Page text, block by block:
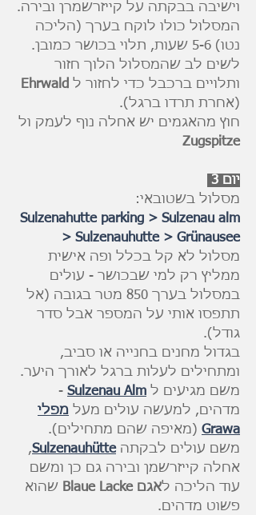
וישיבה בבקתה על קייזרשמרן ובירה.
המסלול כולו לוקח בערך (הליכה
נטו) 5-6 שעות, תלוי בכושר כמובן.
לשים לב שהמסלול הלוך חזור
ותלויים ברכבל כדי לחזור ל Ehrwald
(אחרת תרדו ברגל).
חוץ מהאגמים יש אחלה נוף לעמק ול
Zugspitze
יום 3
מסלול בשטובאי:
Sulzenahutte parking > Sulzenau alm
> Sulzenauhutte > Grünausee
מסלול לא קל בכלל ופה אישית
ממליץ רק למי שבכושר - עולים
במסלול בערך 850 מטר בגובה (אל
תתפסו אותי על המספר אבל סדר
גודל).
בגדול מחנים בחנייה או סביב,
ומתחילים לעלות ברגל לאורך היער.
משם מגיעים ל Sulzenau Alm
-
מדהים, למעשה עולים מעל מפלי
Grawa (מאיפה שהם מתחילים).
משם עולים לבקתהSulzenauhütte
,
אחלה קייזרשמן ובירה גם כן ומשם
עוד הליכה לאגם Blaue Lacke
שהוא
פשוט מדהים.